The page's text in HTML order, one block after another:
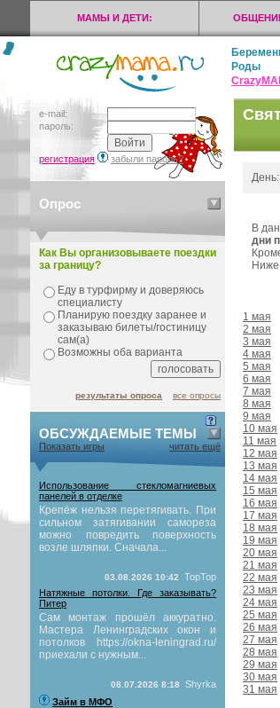
МАМЫ И ДЕТИ:
Роды
e-mail:
пароль:
регистрация забыли пароль?
Опрос
Как Вы организовываете поездки
за границу?
Еду в турфирму и доверяюсь
специалисту
Планирую поездку заранее и
заказываю билеты/гостиницу
сам(а)
Возможны оба варианта
результаты опроса все опросы
ОБСУЖДАЕМЫЕ ТЕМЫ
Показать игры читать ещё
Использование стекломагниевых
панелей в отделке
Крепёж нельзя перетягивать. При
сильном затягивании самореза
можно повредить поверхность
возле шляпки. Сначала...
03.08.2026 10:42
TopTop
Натяжные потолки. Где заказывать?
Питер
Сам монтаж прошёл аккуратно.
Мастера Ленинградских окон и
потолков https://okna-leningrad.ru/
приехали с нужным...
08.07.2026 8:18
Shyrka
Займ в МФО
День:
В
дни
Ниже
1 мая
2 мая
3 мая
4 мая
5 мая
6 мая
7 мая
8 мая
9 мая
10 мая
11 мая
12 мая
13 мая
14 мая
15 мая
16 мая
17 мая
18 мая
19 мая
20 мая
21 мая
22 мая
23 мая
24 мая
25 мая
26 мая
27 мая
28 мая
29 мая
30 мая
31 мая